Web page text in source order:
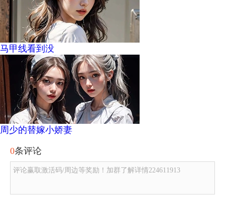
马甲线看到没
周少的替嫁小娇妻
0条评论
评论赢取激活码/周边等奖励！加群了解详情224611913